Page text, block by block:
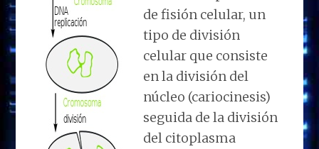
de fisión celular, un
tipo de división
celular que consiste
en la división del
núcleo (cariocinesis)
seguida de la división
del citoplasma